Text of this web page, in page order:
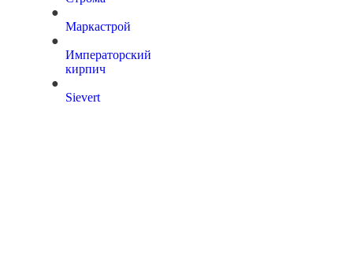
Маркастрой
Императорский
кирпич
Sievert